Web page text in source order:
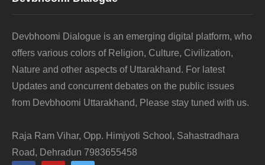
Devbhoomi Dialogue is an emerging digital platform, who
offers various colors of Religion, Culture, Civilization,
Nature and other aspects of Uttarakhand. For latest
Updates and concurrent debates on the public issues
from Devbhoomi Uttarakhand, Please stay tuned with us.
Raja Ram Vihar, Opp. Himjyoti School, Sahastradhara
Road, Dehradun 7983655458